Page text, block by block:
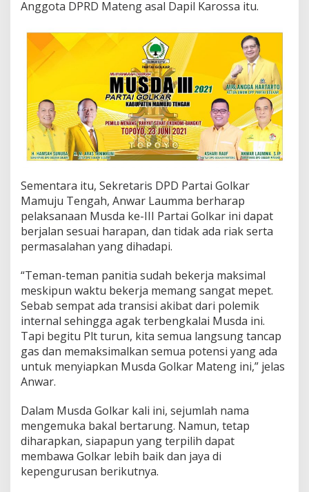
Anggota DPRD Mateng asal Dapil Karossa itu.
Sementara itu, Sekretaris DPD Partai Golkar
Mamuju Tengah, Anwar Laumma berharap
pelaksanaan Musda ke-III Partai Golkar ini dapat
berjalan sesuai harapan, dan tidak ada riak serta
permasalahan yang dihadapi.
“Teman-teman panitia sudah bekerja maksimal
meskipun waktu bekerja memang sangat mepet.
Sebab sempat ada transisi akibat dari polemik
internal sehingga agak terbengkalai Musda ini.
Tapi begitu Plt turun, kita semua langsung tancap
gas dan memaksimalkan semua potensi yang ada
untuk menyiapkan Musda Golkar Mateng ini,” jelas
Anwar.
Dalam Musda Golkar kali ini, sejumlah nama
mengemuka bakal bertarung. Namun, tetap
diharapkan, siapapun yang terpilih dapat
membawa Golkar lebih baik dan jaya di
kepengurusan berikutnya.